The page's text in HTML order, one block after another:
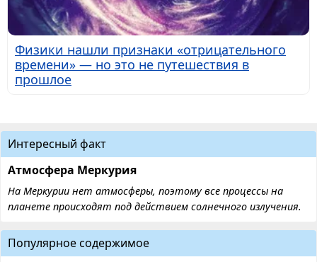
Физики нашли признаки «отрицательного
времени» — но это не путешествия в
прошлое
Интересный факт
Атмосфера Меркурия
На Меркурии нет атмосферы, поэтому все процессы на
планете происходят под действием солнечного излучения.
Популярное содержимое